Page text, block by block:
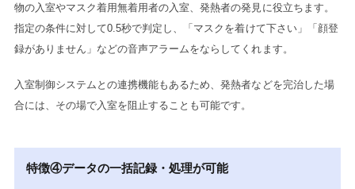
物の入室やマスク着用無着用者の入室、発熱者の発見に役立ちます。
指定の条件に対して0.5秒で判定し、「マスクを着けて下さい」「顔登
録がありません」などの音声アラームをならしてくれます。
入室制御システムとの連携機能もあるため、発熱者などを完治した場
合には、その場で入室を阻止することも可能です。
特徴④データの一括記録・処理が可能